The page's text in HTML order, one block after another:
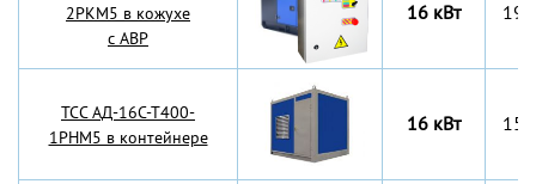
2РКМ5 в кожухе
с АВР
16 кВт
TCC АД-16С-Т400-
1РНМ5 в контейнере
16 кВт